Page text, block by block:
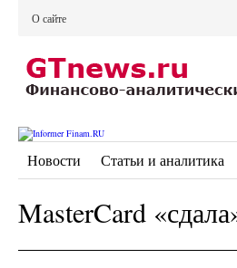
О сайте
Новости Статьи и аналитика
MasterCard